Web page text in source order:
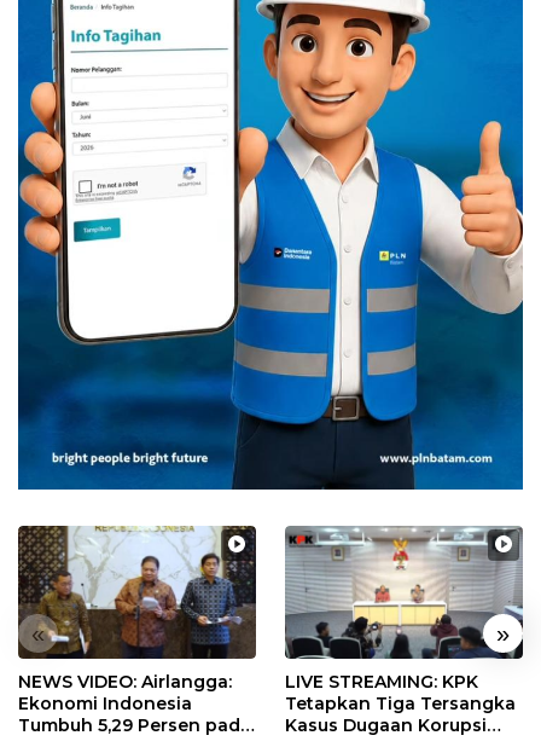
« »
NEWS VIDEO: Airlangga:
Ekonomi Indonesia
Tumbuh 5,29 Persen pada
LIVE STREAMING: KPK
Tetapkan Tiga Tersangka
Kasus Dugaan Korupsi